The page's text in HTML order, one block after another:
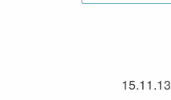
15.11.13